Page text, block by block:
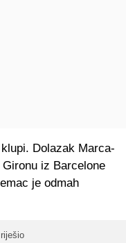
Dolazak Marca-
iz Barcelone
je odmah